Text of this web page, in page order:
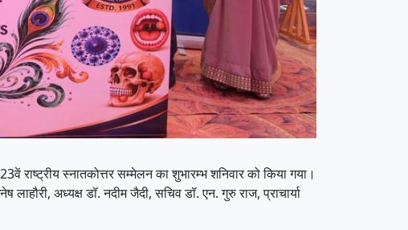
स्नातकोत्तर सम्मेलन का शुभारम्भ शनिवार को किया गया।
अध्यक्ष डॉ. नदीम जैदी, सचिव डॉ. एन. गुरु राज, प्राचार्या